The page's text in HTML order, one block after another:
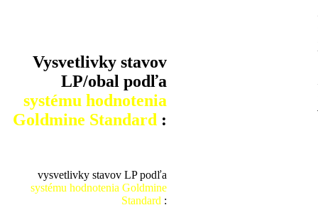
Vysvetlivky stavov
LP/obal podľa
systému hodnotenia
Goldmine Standard :
vysvetlivky stavov LP podľa
systému hodnotenia Goldmine
Standard :